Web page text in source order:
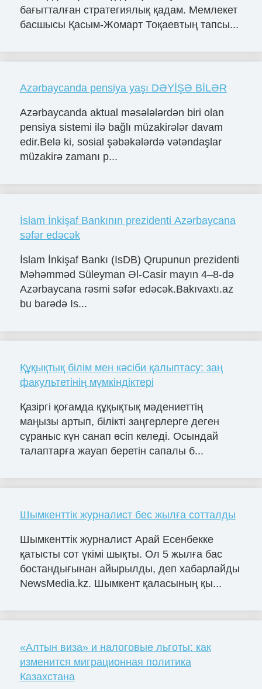
бағытталған стратегиялық қадам. Мемлекет
басшысы Қасым-Жомарт Тоқаевтың тапсы...
Azərbaycanda pensiya yaşı DƏYİŞƏ BİLƏR
Azərbaycanda aktual məsələlərdən biri olan
pensiya sistemi ilə bağlı müzakirələr davam
edir.Belə ki, sosial şəbəkələrdə vətəndaşlar
müzakirə zamanı p...
İslam İnkişaf Bankının prezidenti Azərbaycana
səfər edəcək
İslam İnkişaf Bankı (IsDB) Qrupunun prezidenti
Məhəmməd Süleyman Əl-Casir mayın 4–8-də
Azərbaycana rəsmi səfər edəcək.Bakıvaxtı.az
bu barədə Is...
Құқықтық білім мен кәсіби қалыптасу: заң
факультетінің мүмкіндіктері
Қазіргі қоғамда құқықтық мәдениеттің
маңызы артып, білікті заңгерлерге деген
сұраныс күн санап өсіп келеді. Осындай
талаптарға жауап беретін сапалы б...
Шымкенттік журналист бес жылға сотталды
Шымкенттік журналист Арай Есенбекке
қатысты сот үкімі шықты. Ол 5 жылға бас
бостандығынан айырылды, деп хабарлайды
NewsMedia.kz. Шымкент қаласының қы...
«Алтын виза» и налоговые льготы: как
изменится миграционная политика
Казахстана